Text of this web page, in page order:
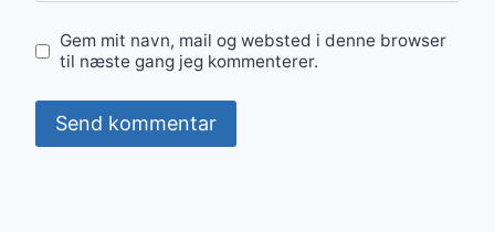
Gem mit navn, mail og websted i denne browser
til næste gang jeg kommenterer.